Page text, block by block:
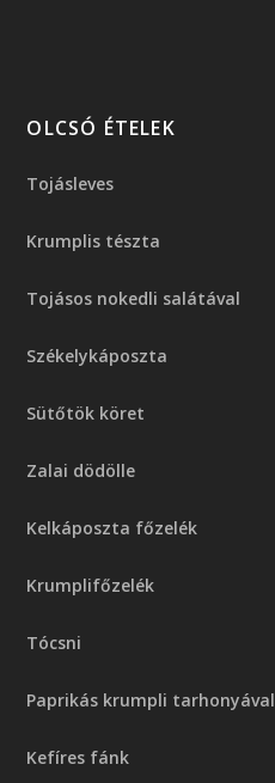
OLCSÓ ÉTELEK
Tojásleves
Krumplis tészta
Tojásos nokedli salátával
Székelykáposzta
Sütőtök köret
Zalai dödölle
Kelkáposzta főzelék
Krumplifőzelék
Tócsni
Paprikás krumpli tarhonyával
Kefíres fánk